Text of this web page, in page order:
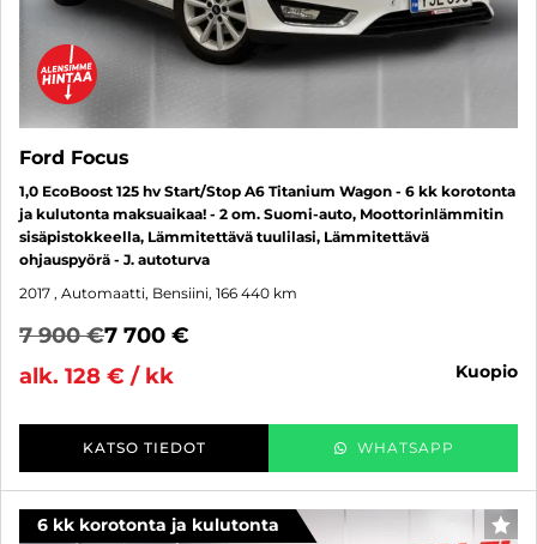
Ford Focus
1,0 EcoBoost 125 hv Start/Stop A6 Titanium Wagon - 6 kk korotonta
ja kulutonta maksuaikaa! - 2 om. Suomi-auto, Moottorinlämmitin
sisäpistokkeella, Lämmitettävä tuulilasi, Lämmitettävä
ohjauspyörä - J. autoturva
2017 , Automaatti, Bensiini, 166 440 km
7 900 €7 700 €
alk. 128 € / kk
kuopio
KATSO TIEDOT WHATSAPP
6 kk korotonta ja kulutonta